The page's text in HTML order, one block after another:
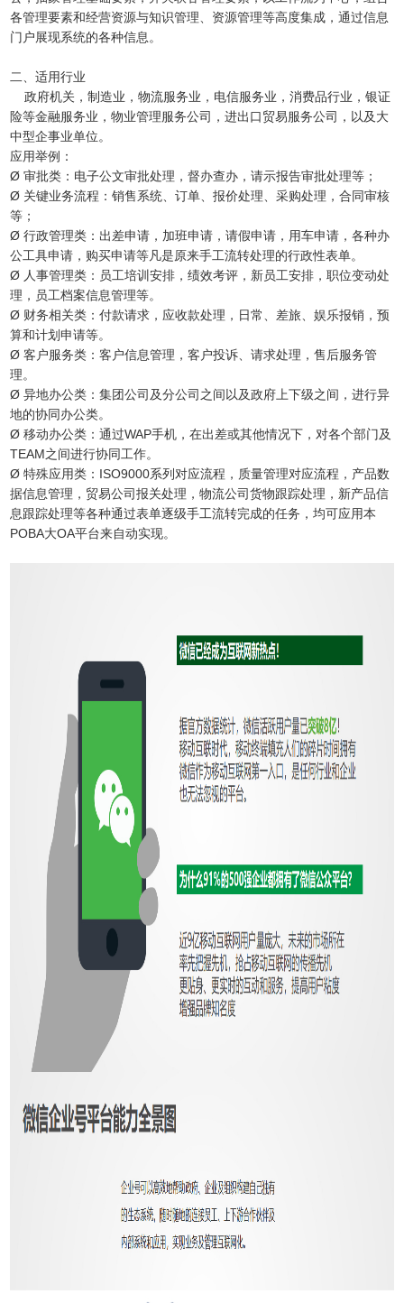
各管理要素和经营资源与知识管理、资源管理等高度集成，通过信息
门户展现系统的各种信息。
二、适用行业
政府机关，制造业，物流服务业，电信服务业，消费品行业，银证
险等金融服务业，物业管理服务公司，进出口贸易服务公司，以及大
中型企事业单位。
应用举例：
Ø 审批类：电子公文审批处理，督办查办，请示报告审批处理等；
Ø 关键业务流程：销售系统、订单、报价处理、采购处理，合同审核
等；
Ø 行政管理类：出差申请，加班申请，请假申请，用车申请，各种办
公工具申请，购买申请等凡是原来手工流转处理的行政性表单。
Ø 人事管理类：员工培训安排，绩效考评，新员工安排，职位变动处
理，员工档案信息管理等。
Ø 财务相关类：付款请求，应收款处理，日常、差旅、娱乐报销，预
算和计划申请等。
Ø 客户服务类：客户信息管理，客户投诉、请求处理，售后服务管
理。
Ø 异地办公类：集团公司及分公司之间以及政府上下级之间，进行异
地的协同办公类。
Ø 移动办公类：通过WAP手机，在出差或其他情况下，对各个部门及
TEAM之间进行协同工作。
Ø 特殊应用类：ISO9000系列对应流程，质量管理对应流程，产品数
据信息管理，贸易公司报关处理，物流公司货物跟踪处理，新产品信
息跟踪处理等各种通过表单逐级手工流转完成的任务，均可应用本
POBA大OA平台来自动实现。